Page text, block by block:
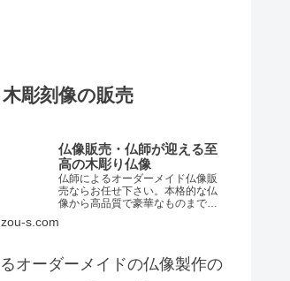
彫刻像の販売
仏像販売・仏師が迎える至
高の木彫り仏像
仏師によるオーダーメイド仏像販
売ならお任せ下さい。本格的な仏
像から高品質で豪華なものまで、
s.com
オーダーメイドの仏像製作の